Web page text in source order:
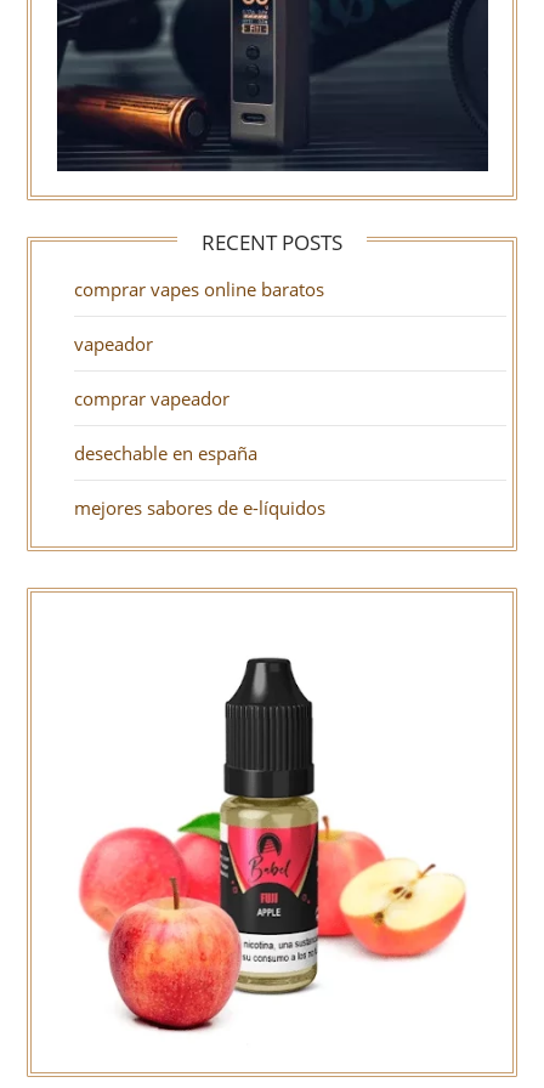
RECENT POSTS
comprar vapes online baratos
vapeador
comprar vapeador
desechable en españa
mejores sabores de e-líquidos